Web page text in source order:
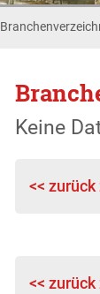
Keine
<<
<<